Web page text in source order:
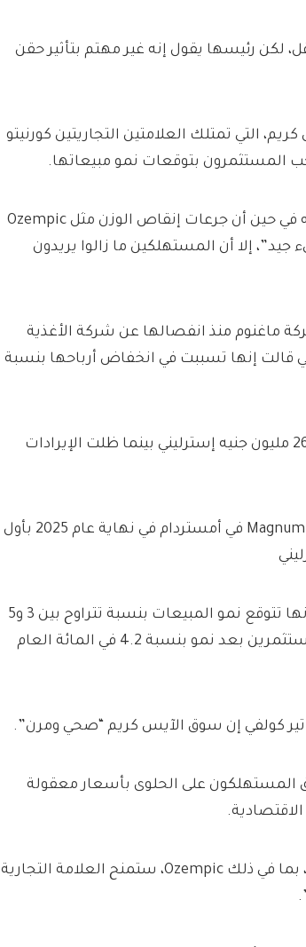
لكن رئيسها يقول إنه غير مهتم بتأثير حقن
التي تمتلك العلامتين التجاريتين كورنيتو
قال الرئيس التنفيذي بيتر تير كولف إنه في حين أن جرعات إنقاص الوزن مثل Ozempic
إلا أن المستهلكين ما زالوا يريدون
ماغنوم منذ انفصالها عن شركة الأغذية
قالت إنها تسببت في انخفاض أرباحها بنسبة
انخفضت أرباح شركة Magnum إلى 267 مليون جنيه إسترليني بينما ظلت الإيرادات
تم إدراج شركة Magnum Ice Cream Company في أمستردام في نهاية عام 2025 بأول
وقالت شركة الآيس كريم العملاقة إنها تتوقع نمو المبيعات بنسبة تتراوح بين 3 و5
في المائة، لكنها فشلت في إبهار المستثمرين بعد نمو بنسبة 4.2 في المائة العام
تير كولفي إن سوق الآيس كريم “صحي ومرن”.
المستهلكون على الحلوى بأسعار معقولة
وقال إن الزيادة في حقن إنقاص الوزن، بما في ذلك Ozempic، ستمنح العلامة التجارية